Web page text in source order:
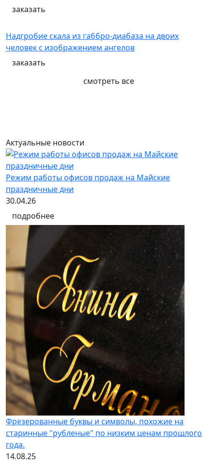
заказать
Надгробие скала из габбро-диабаза на двоих
человек с изображением ангелов
заказать
смотреть все
Актуальные новости
Режим работы офисов продаж на Майские
праздничные дни
30.04.26
подробнее
Фрезерованные буквы и символы, похожие на
старинные "рубленые" по низким ценам прошлого
года.
14.08.25